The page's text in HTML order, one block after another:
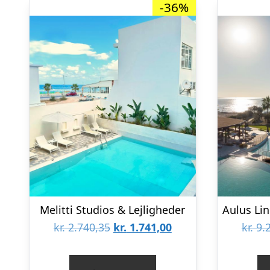
-36%
Melitti Studios & Lejligheder
kr.2.740,35 Den
kr. 1.741,00Den
kr.